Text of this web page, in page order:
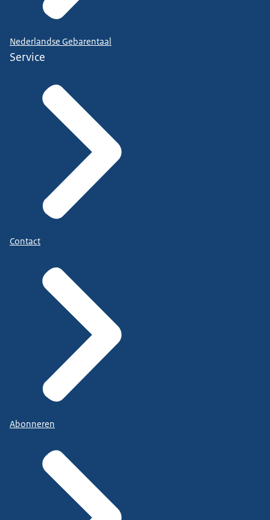
Nederlandse Gebarentaal
Service
Contact
Abonneren